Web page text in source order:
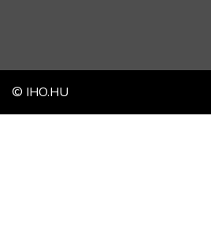
© IHO.HU